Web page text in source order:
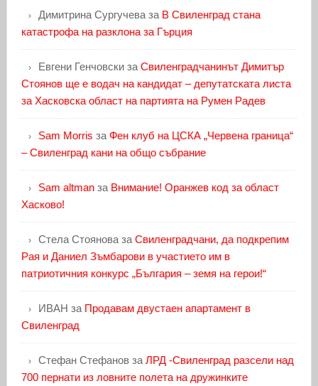
Димитрина Сургучеваза В Свиленград стана
катастрофа на разклона за Гърция
Евгени Генчовскиза Свиленградчанинът Димитър
Стоянов ще е водач на кандидат – депутатската листа
за Хасковска област на партията на Румен Радев
Sam Morris за Фен клуб на ЦСКА „Червена граница“
– Свиленград кани на общо събрание
Sam altmanза Внимание! Оранжев код за област
Хасково!
Стела Стояноваза Свиленградчани, да подкрепим
Рая и Даниел Зъмбарови в участието им в
патриотичния конкурс „България – земя на герои!“
ИВАН за Продавам двустаен апартамент в
Свиленград
Стефан Стефановза ЛРД -Свиленград разсели над
700 пернати из ловните полета на дружинките